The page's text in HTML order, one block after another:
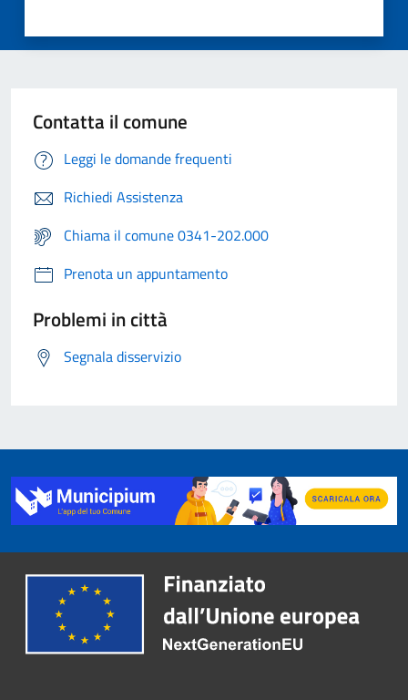
Contatta il comune
Leggi le domande frequenti
Richiedi Assistenza
Chiama il comune 0341-202.000
Prenota un appuntamento
Problemi in città
Segnala disservizio